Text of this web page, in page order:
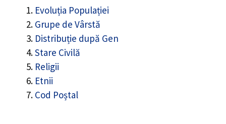
Evoluția Populației
Grupe de Vârstă
Distribuție după Gen
Stare Civilă
Religii
Etnii
Cod Poștal